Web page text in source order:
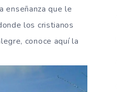
enseñanza que le
los cristianos
conoce aquí la